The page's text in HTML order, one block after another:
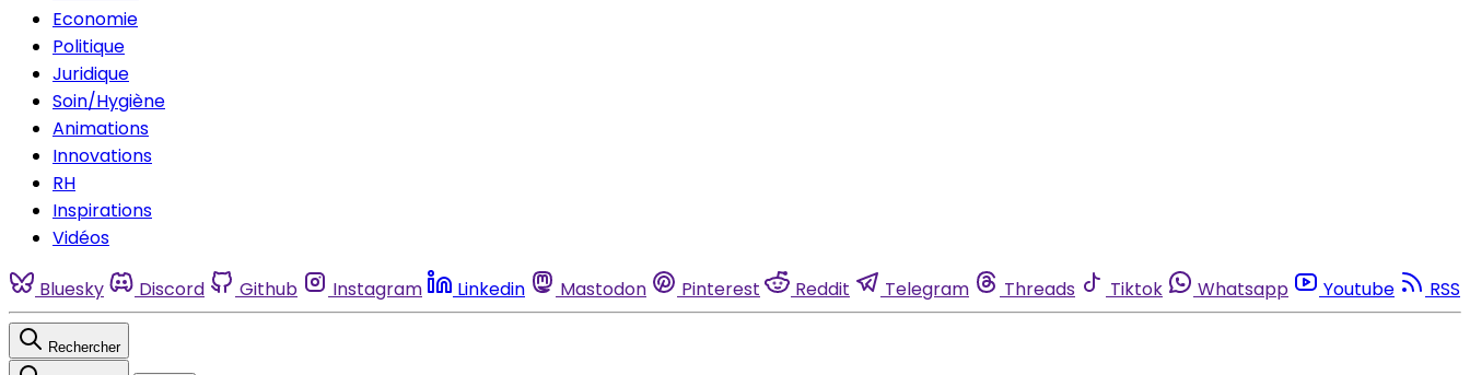
Economie
Politique
Juridique
Soin/Hygiène
Animations
Innovations
RH
Inspirations
Vidéos
Bluesky Discord Github Instagram Linkedin Mastodon Pinterest Reddit Telegram Threads Tiktok Whatsapp Youtube RSS
Rechercher